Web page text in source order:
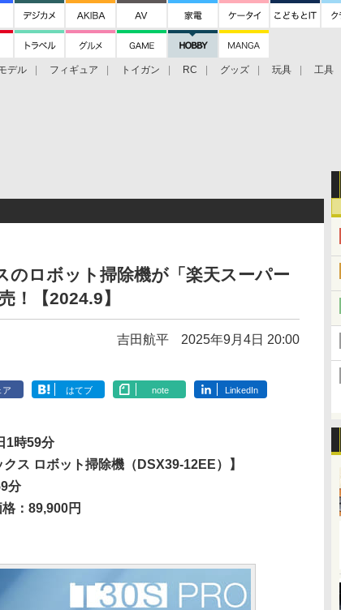
デル フィギュア トイガン RC グッズ 玩具 工具
のロボット掃除機が「楽天スーパー
！【2024.9】
吉田航平 2025年9月4日 20:00
ア はてブ note LinkedIn
1時59分
ス ロボット掃除機（DSX39-12EE）】
分
：89,900円